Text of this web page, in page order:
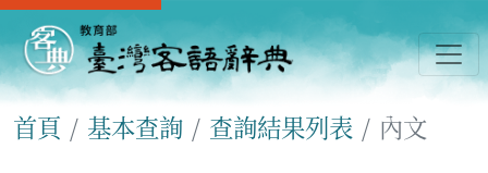
首頁 基本查詢 查詢結果列表 內文